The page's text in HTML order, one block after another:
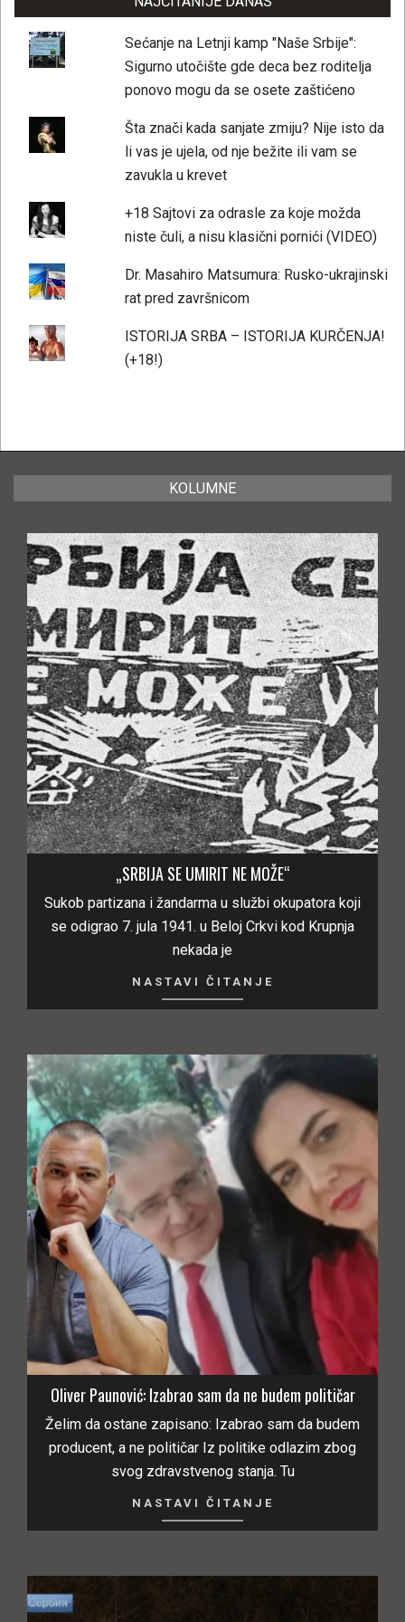
Sećanje na Letnji kamp "Naše Srbije":
Sigurno utočište gde deca bez roditelja
ponovo mogu da se osete zaštićeno
Šta znači kada sanjate zmiju? Nije isto da
li vas je ujela, od nje bežite ili vam se
zavukla u krevet
+18 Sajtovi za odrasle za koje možda
niste čuli, a nisu klasični pornići (VIDEO)
Dr. Masahiro Matsumura: Rusko-ukrajinski
rat pred završnicom
ISTORIJA SRBA – ISTORIJA KURČENJA!
(+18!)
KOLUMNE
„SRBIJA SE UMIRIT NE MOŽE“
Sukob partizana i žandarma u službi okupatora koji
se odigrao 7. jula 1941. u Beloj Crkvi kod Krupnja
nekada je
NASTAVI ČITANJE
Oliver Paunović: Izabrao sam da ne budem političar
Želim da ostane zapisano: Izabrao sam da budem
producent, a ne političar Iz politike odlazim zbog
svog zdravstvenog stanja. Tu
NASTAVI ČITANJE